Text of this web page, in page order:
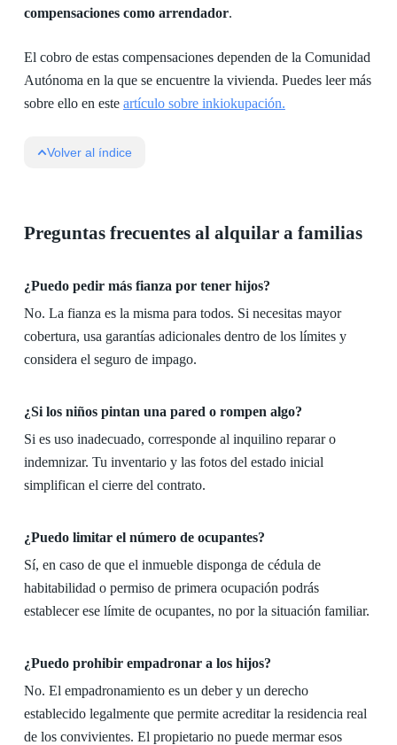
compensaciones como arrendador.
El cobro de estas compensaciones dependen de la Comunidad
Autónoma en la que se encuentre la vivienda. Puedes leer más
sobre ello en este artículo sobre inkiokupación.
Volver al índice
Preguntas frecuentes al alquilar a familias
¿Puedo pedir más fianza por tener hijos?
No. La fianza es la misma para todos. Si necesitas mayor
cobertura, usa garantías adicionales dentro de los límites y
considera el seguro de impago.
¿Si los niños pintan una pared o rompen algo?
Si es uso inadecuado, corresponde al inquilino reparar o
indemnizar. Tu inventario y las fotos del estado inicial
simplifican el cierre del contrato.
¿Puedo limitar el número de ocupantes?
Sí, en caso de que el inmueble disponga de cédula de
habitabilidad o permiso de primera ocupación podrás
establecer ese límite de ocupantes, no por la situación familiar.
¿Puedo prohibir empadronar a los hijos?
No. El empadronamiento es un deber y un derecho
establecido legalmente que permite acreditar la residencia real
de los convivientes. El propietario no puede mermar esos